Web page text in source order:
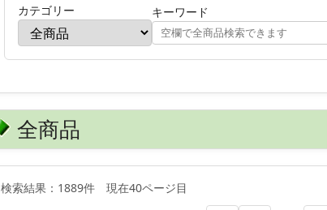
カテゴリー キーワード
全商品
検索結果：1889件 現在40ページ目